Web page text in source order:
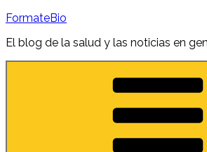
Skip
content
FormateBio
El blog de la salud y las noticias en